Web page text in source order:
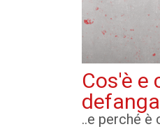
Cos'è e
..e perché è